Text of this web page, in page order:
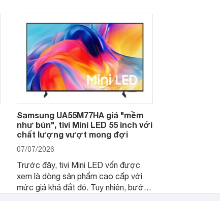
được trang bị công nghệ màn hình
RGB hoàn toàn mới
Samsung UA55M77HA giá "mềm
như bún", tivi Mini LED 55 inch với
chất lượng vượt mong đợi
07/07/2026
Trước đây, tivi Mini LED vốn được
xem là dòng sản phẩm cao cấp với
mức giá khá đắt đỏ. Tuy nhiên, bước